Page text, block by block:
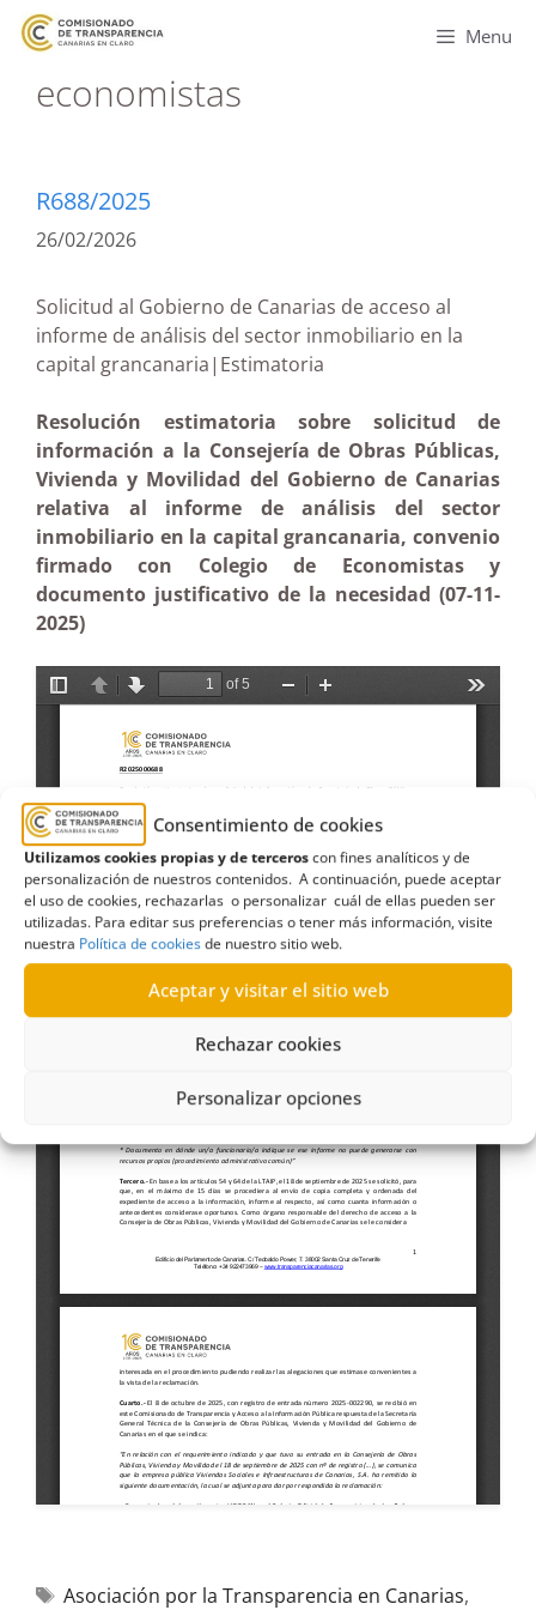
Consentimiento de cookies
Utilizamos cookies propias y de terceroscon fines analíticos y de
personalización de nuestros contenidos. A continuación, puede aceptar
el uso de cookies, rechazarlas o personalizar cuál de ellas pueden ser
utilizadas. Para editar sus preferencias o tener más información, visite
nuestra Política de cookiesde nuestro sitio web.
Aceptar y visitar el sitio web
Rechazar cookies
Personalizar opciones
Menu
economistas
R688/2025
26/02/2026
Solicitud al Gobierno de Canarias de acceso al
informe de análisis del sector inmobiliario en la
capital grancanaria|Estimatoria
Resolución estimatoria sobre solicitud de
información a la Consejería de Obras Públicas,
Vivienda y Movilidad del Gobierno de Canarias
relativa al informe de análisis del sector
inmobiliario en la capital grancanaria, convenio
firmado con Colegio de Economistas y
documento justificativo de la necesidad (07-11-
2025)
Asociación por la Transparencia en Canarias,